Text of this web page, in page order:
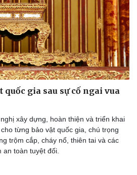
quốc gia sau sự cố ngai vua
xây dựng, hoàn thiện và triển khai
từng bảo vật quốc gia, chú trọng
trộm cắp, cháy nổ, thiên tai và các
toàn tuyệt đối.